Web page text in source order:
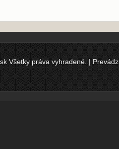
Všetky práva vyhradené. |